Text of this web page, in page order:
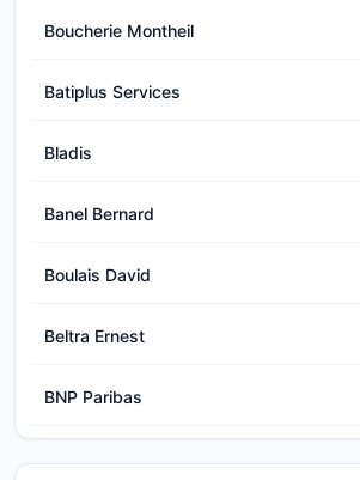
Boucherie Montheil
Batiplus Services
Bladis
Banel Bernard
Boulais David
Beltra Ernest
BNP Paribas